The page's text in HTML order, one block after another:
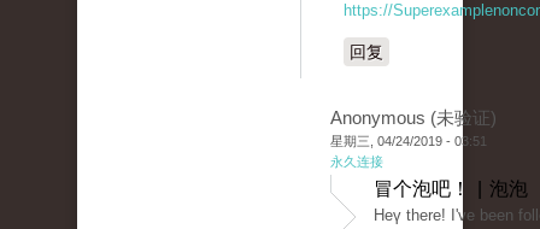
https://
回复
Anonymous (未验证)
星期三, 04/24/2019 - 03:51
永久连接
冒个泡吧！ | 泡泡
Ηeү there! I've been